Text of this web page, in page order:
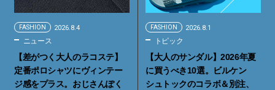
FASHION 2026.8.4
ニュース
【差がつく大人のラコステ】
定番ポロシャツにヴィンテー
ジ感をプラス。おじさんぽく
FASHION 2026.8.1
トピック
【大人のサンダル】2026年夏
に買うべき10選。ビルケン
シュトックのコラボ＆別注、